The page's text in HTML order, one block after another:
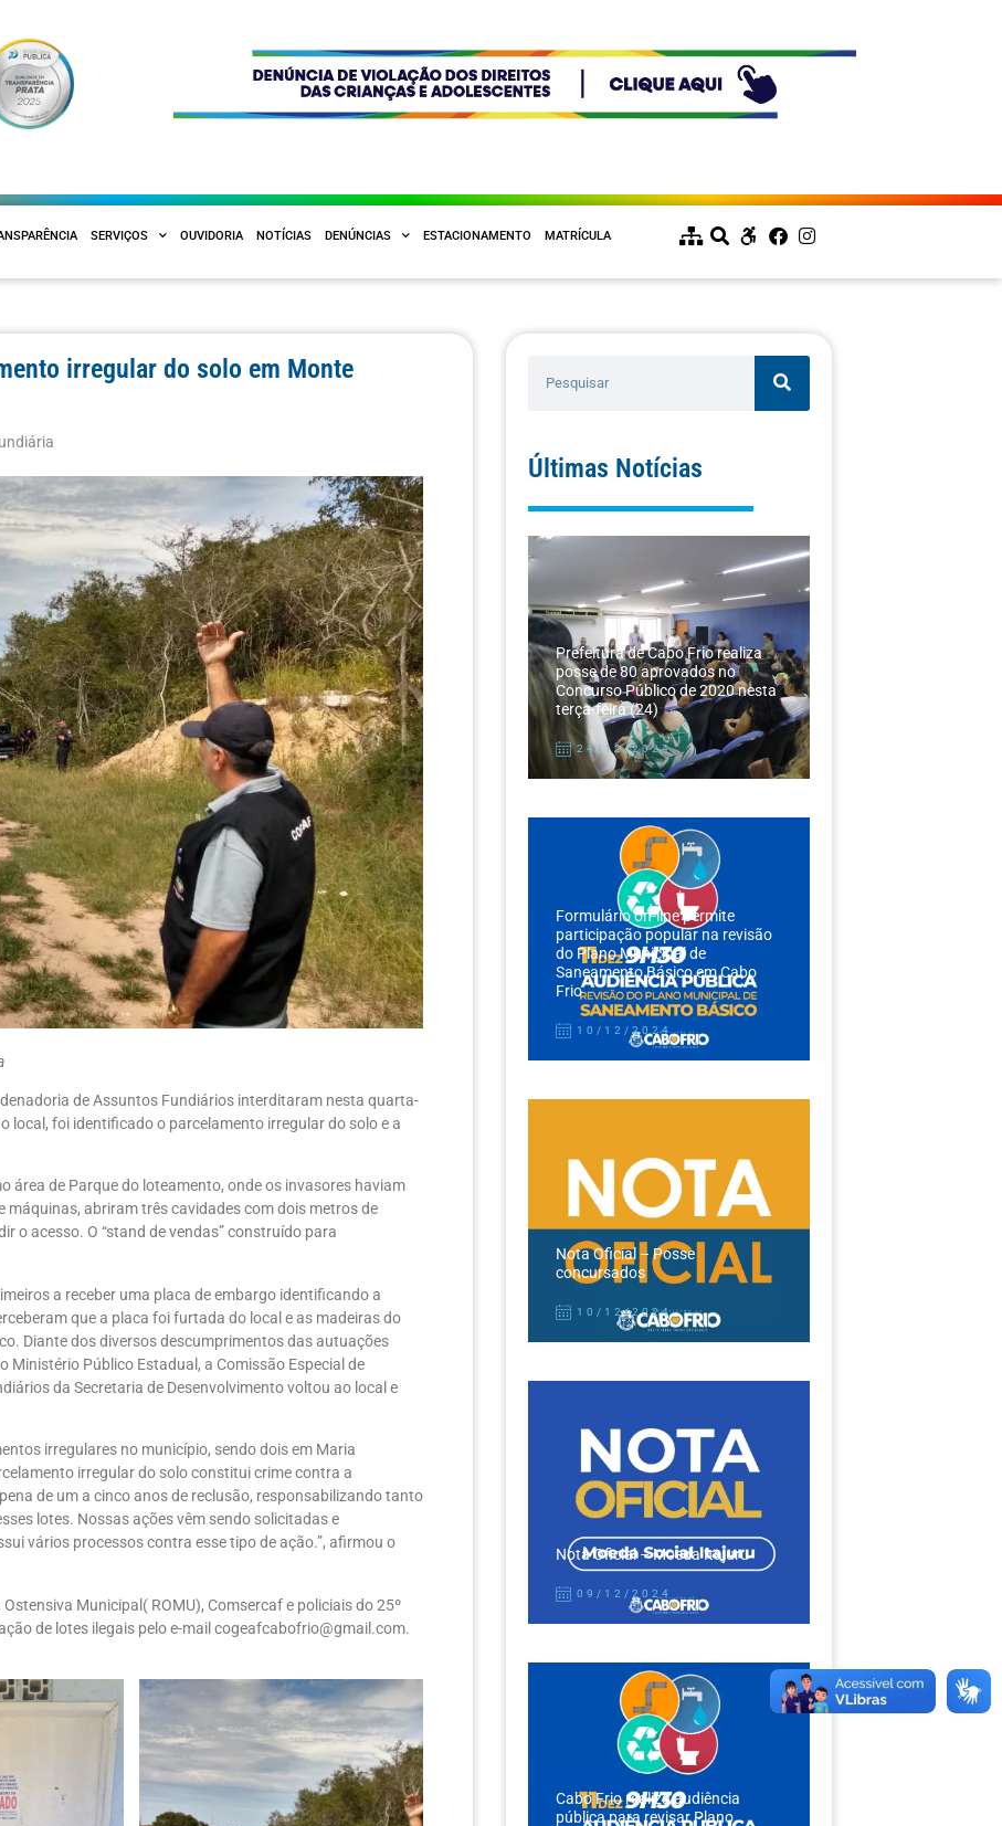
SERVIÇOS OUVIDORIA NOTÍCIAS DENÚNCIAS ESTACIONAMENTO MATRÍCULA
irregular do solo em Monte
de Assuntos Fundiários interditaram nesta quarta-
local, foi identificado o parcelamento irregular do solo e a
de Parque do loteamento, onde os invasores haviam
abriram três cavidades com dois metros de
o acesso. O “stand de vendas” construído para
a receber uma placa de embargo identificando a
que a placa foi furtada do local e as madeiras do
Diante dos diversos descumprimentos das autuações
Público Estadual, a Comissão Especial de
da Secretaria de Desenvolvimento voltou ao local e
irregulares no município, sendo dois em Maria
irregular do solo constitui crime contra a
de um a cinco anos de reclusão, responsabilizando tanto
lotes. Nossas ações vêm sendo solicitadas e
vários processos contra esse tipo de ação.”, afirmou o
Municipal( ROMU), Comsercaf e policiais do 25º
de lotes ilegais pelo e-mail cogeafcabofrio@gmail.com.
Últimas Notícias
Prefeitura de Cabo Frio realiza
posse de 80 aprovados no
Concurso Público de 2020 nesta
terça-feira (24)
24/12/2024
Formulário on-line permite
participação popular na revisão
do Plano Municipal de
Saneamento Básico em Cabo
Frio
10/12/2024
Nota Oficial – Posse
concursados
10/12/2024
Nota Oficial – Moeda Itajuru
09/12/2024
Cabo Frio realiza audiência
pública para revisar Plano